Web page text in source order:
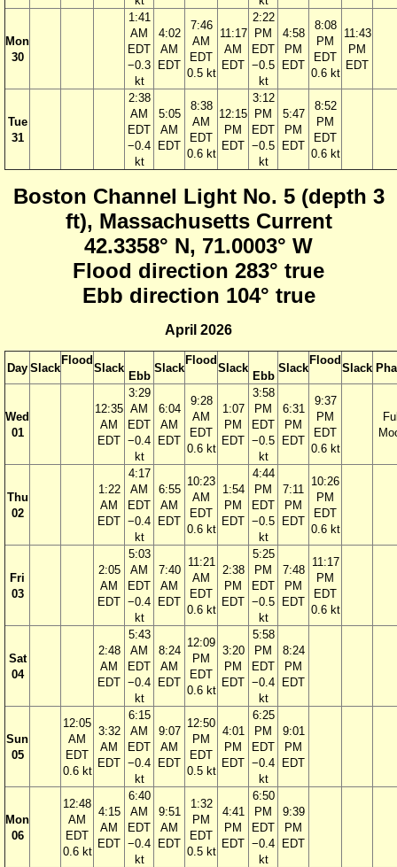
Mon
30
1:41
AM
EDT
−0.3
kt
4:02
AM
EDT
7:46
AM
EDT
0.5 kt
11:17
AM
EDT
2:22
PM
EDT
−0.5
kt
4:58
PM
EDT
8:08
PM
EDT
0.6 kt
11:43
PM
EDT
Tue
31
2:38
AM
EDT
−0.4
kt
5:05
AM
EDT
8:38
AM
EDT
0.6 kt
12:15
PM
EDT
3:12
PM
EDT
−0.5
kt
5:47
PM
EDT
8:52
PM
EDT
0.6 kt
Boston Channel Light No. 5 (depth 3
ft), Massachusetts Current
42.3358° N, 71.0003° W
Flood direction 283° true
Ebb direction 104° true
April 2026
Day Slack
Flood
Slack
Ebb
Slack
Flood
Slack
Ebb
Slack
Flood
Slack
Wed
01
12:35
AM
EDT
3:29
AM
EDT
−0.4
kt
6:04
AM
EDT
9:28
AM
EDT
0.6 kt
1:07
PM
EDT
3:58
PM
EDT
−0.5
kt
6:31
PM
EDT
9:37
PM
EDT
0.6 kt
Thu
02
1:22
AM
EDT
4:17
AM
EDT
−0.4
kt
6:55
AM
EDT
10:23
AM
EDT
0.6 kt
1:54
PM
EDT
4:44
PM
EDT
−0.5
kt
7:11
PM
EDT
10:26
PM
EDT
0.6 kt
Fri
03
2:05
AM
EDT
5:03
AM
EDT
−0.4
kt
7:40
AM
EDT
11:21
AM
EDT
0.6 kt
2:38
PM
EDT
5:25
PM
EDT
−0.5
kt
7:48
PM
EDT
11:17
PM
EDT
0.6 kt
Sat
04
2:48
AM
EDT
5:43
AM
EDT
−0.4
kt
8:24
AM
EDT
12:09
PM
EDT
0.6 kt
3:20
PM
EDT
5:58
PM
EDT
−0.4
kt
8:24
PM
EDT
Sun
05
12:05
AM
EDT
0.6 kt
3:32
AM
EDT
6:15
AM
EDT
−0.4
kt
9:07
AM
EDT
12:50
PM
EDT
0.5 kt
4:01
PM
EDT
6:25
PM
EDT
−0.4
kt
9:01
PM
EDT
Mon
06
12:48
AM
EDT
0.6 kt
4:15
AM
EDT
6:40
AM
EDT
−0.4
kt
9:51
AM
EDT
1:32
PM
EDT
0.5 kt
4:41
PM
EDT
6:50
PM
EDT
−0.4
kt
9:39
PM
EDT